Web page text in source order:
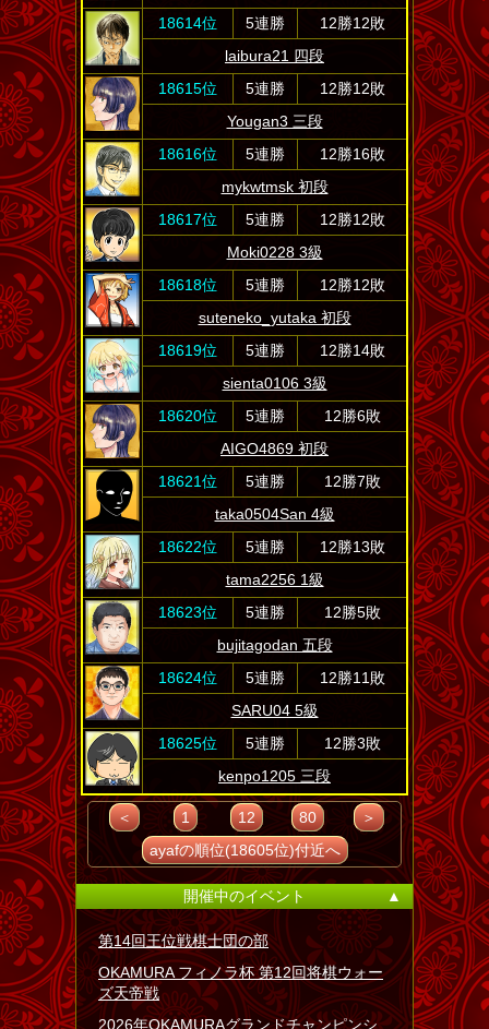
18614位
5連勝
12勝12敗
laibura21 四段
18615位
5連勝
12勝12敗
Yougan3 三段
18616位
5連勝
12勝16敗
mykwtmsk 初段
18617位
5連勝
12勝12敗
Moki0228 3級
18618位
5連勝
12勝12敗
suteneko_yutaka 初段
18619位
5連勝
12勝14敗
sienta0106 3級
18620位
5連勝
12勝6敗
AIGO4869 初段
18621位
5連勝
12勝7敗
taka0504San 4級
18622位
5連勝
12勝13敗
tama2256 1級
18623位
5連勝
12勝5敗
bujitagodan 五段
18624位
5連勝
12勝11敗
SARU04 5級
18625位
5連勝
12勝3敗
kenpo1205 三段
＜ 1 12 80
＞
ayafの順位(18605位)付近へ
開催中のイベント ▲
第14回王位戦棋士団の部
OKAMURA フィノラ杯 第12回将棋ウォー
ズ天帝戦
2026年OKAMURAグランドチャンピンシ